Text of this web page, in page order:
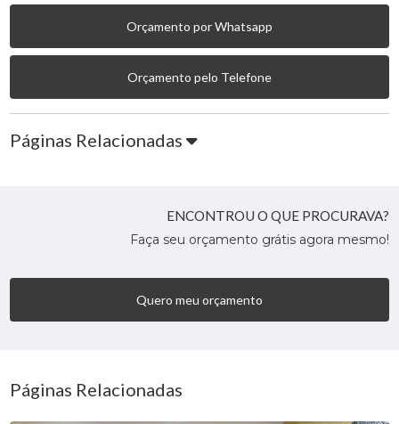
Orçamento por Whatsapp
Orçamento pelo Telefone
Páginas Relacionadas
ENCONTROU O QUE PROCURAVA?
Faça seu orçamento grátis agora mesmo!
Quero meu orçamento
Páginas Relacionadas